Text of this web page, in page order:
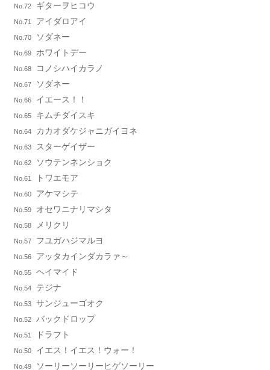
No.72 ギターヲヒコウ
No.71 アイダロアイ
No.70 ソダネー
No.69 ホワイトデー
No.68 コノシハイカラノ
No.67 ソダネー
No.66 イエース！！
No.65 キムチダイスキ
No.64 カカオダケジャニガイヨネ
No.63 スターゲイザー
No.62 ソウテンネンショク
No.61 トワエモア
No.60 アケマシテ
No.59 オセワニナリマシタ
No.58 メリクリ
No.57 フユガハジマルヨ
No.56 アッタカインダカラァ～
No.55 ヘイマイド
No.54 テジナ
No.53 サンジューゴオク
No.52 バックドロップ
No.51 ドラフト
No.50 イエス！イエス！ウォー！
No.49 ソーリーソーリーヒゲソーリー